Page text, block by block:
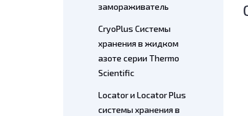
замораживатель
CryoPlus Системы
хранения в жидком
азоте серии Thermo
Scientific
Locator и Locator Plus
системы хранения в